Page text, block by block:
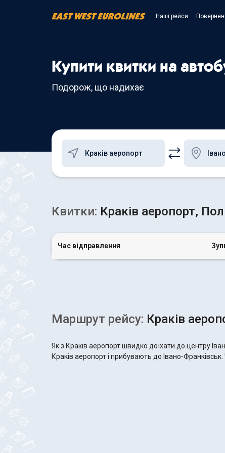
Наші рейси
Купити квитки на
Подорож, що надихає
Квитки: Краків аеропорт,
Час відправлення
Маршрут рейсу: Краків
Як з Краків аеропорт швидко доїхати до центру
Краків аеропорт і прибувають до Івано-